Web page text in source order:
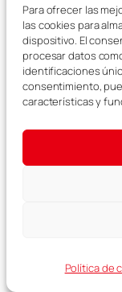
Para ofrecer las
las cookies para
dispositivo. El
procesar datos
identificaciones
consentimiento,
características y
Política de
las
que
Viena
visitar